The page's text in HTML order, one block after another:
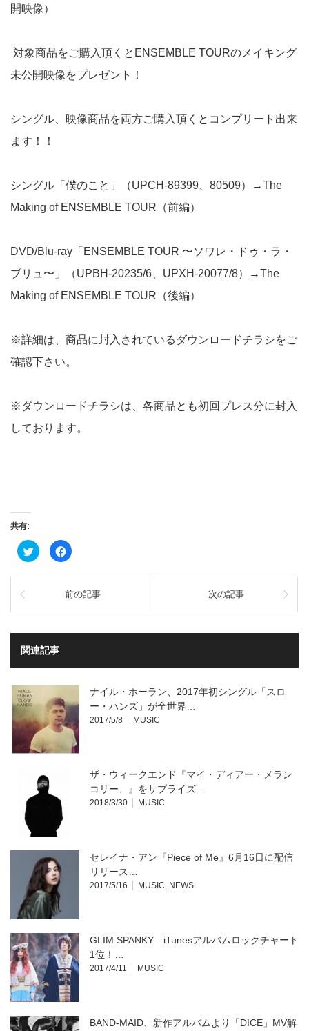
開映像）
対象商品をご購入頂くとENSEMBLE TOURのメイキング
未公開映像をプレゼント！
シングル、映像商品を両方ご購入頂くとコンプリート出来
ます！！
シングル「僕のこと」（UPCH-89399、80509）→The
Making of ENSEMBLE TOUR（前編）
DVD/Blu-ray「ENSEMBLE TOUR 〜ソワレ・ドゥ・ラ・
ブリュ〜」（UPBH-20235/6、UPXH-20077/8）→The
Making of ENSEMBLE TOUR（後編）
※詳細は、商品に封入されているダウンロードチラシをご
確認下さい。
※ダウンロードチラシは、各商品とも初回プレス分に封入
しております。
共有:
ク
リ
共
(新
い
ウ
ウ
開
き
ま
す)
Facebook
で
る
に
ク
ッ
い
し
い
ウ
ィ
ン
ド
ウ
前の記事 次の記事
関連記事
ナイル・ホーラン、2017年初シングル「スロ
ー・ハンズ」が全世界…
2017/5/8 MUSIC
ザ・ウィークエンド『マイ・ディアー・メラン
コリー、』をサプライズ…
2018/3/30 MUSIC
セレイナ・アン『Piece of Me』6月16日に配信
リリース…
2017/5/16 MUSIC, NEWS
GLIM SPANKY iTunesアルバムロックチャート
1位！…
2017/4/11 MUSIC
BAND-MAID、新作アルバムより「DICE」MV解